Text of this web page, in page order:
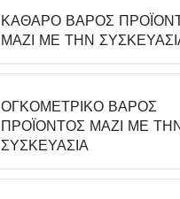
ΚΑΘΑΡΌ ΒΆΡΟΣ
ΜΑΖΊ ΜΕ ΤΗΝ
ΟΓΚΟΜΕΤΡΙΚΌ ΒΆΡΟΣ
ΠΡΟΪΌΝΤΟΣ ΜΑΖΊ ΜΕ
ΣΥΣΚΕΥΑΣΊΑ